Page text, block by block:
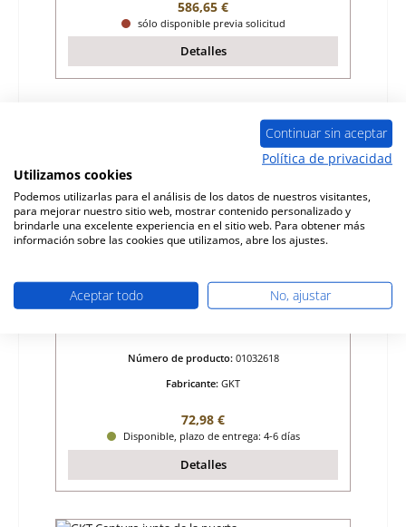
Precio normal:
586,65 €
sólo disponible previa solicitud
Detalles
GKT Centuro junta juego
Número de producto: 01032618
Fabricante: GKT
Precio normal:
72,98 €
Disponible, plazo de entrega: 4-6 días
Detalles
Continuar sin aceptar
Política de privacidad
Utilizamos cookies
Podemos utilizarlas para el análisis de los datos de nuestros visitantes,
para mejorar nuestro sitio web, mostrar contenido personalizado y
brindarle una excelente experiencia en el sitio web. Para obtener más
información sobre las cookies que utilizamos, abre los ajustes.
Aceptar todo No, ajustar